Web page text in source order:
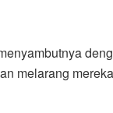
melarang